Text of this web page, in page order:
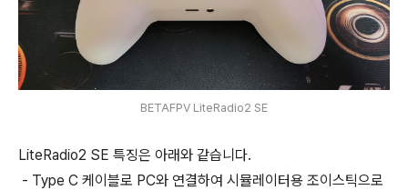
BETAFPV LiteRadio2 SE
LiteRadio2 SE 특징은 아래와 같습니다.
- Type C 케이블로 PC와 연결하여 시뮬레이터용 조이스틱으로